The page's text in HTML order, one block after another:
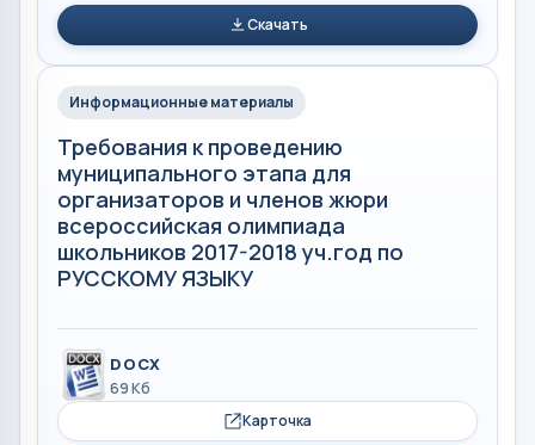
Скачать
Информационные материалы
Требования к проведению
муниципального этапа для
организаторов и членов жюри
всероссийская олимпиада
школьников 2017-2018 уч.год по
РУССКОМУ ЯЗЫКУ
DOCX
69 Кб
Карточка